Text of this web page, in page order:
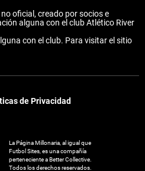
oficial, creado por socios e
alguna con el club Atlético River
con el club. Para visitar el sitio
de Privacidad
La Página Millonaria, al igual que
Futbol Sites, es una compañía
perteneciente a Better Collective.
Todos los derechos reservados.